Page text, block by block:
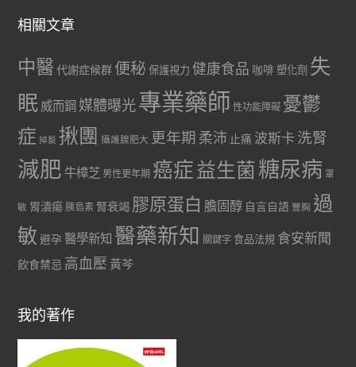
相關文章
中醫代謝症候群 便秘 保護視力 健康食品 咖啡 塑化劑 失
眠 威而鋼 媒體曝光專業藥師 性功能障礙 憂鬱
症 掉髮 揪團 攝護腺肥大 更年期 柔沛 止痛 波斯卡 洗腎
減肥 牛樟芝 男性更年期 癌症益生菌 糖尿病 罩
敏 胃潰瘍 胰島素 腎衰竭 膠原蛋白 膽固醇 自言自語 豐胸 過
敏 避孕 醫學新知 醫藥新知 關鍵字 食品法規 食安新聞
飲食禁忌 高血壓 黃芩
我的著作